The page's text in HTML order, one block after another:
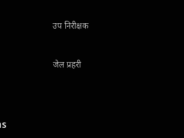
उप निरीक्षक
जेल प्रहरी